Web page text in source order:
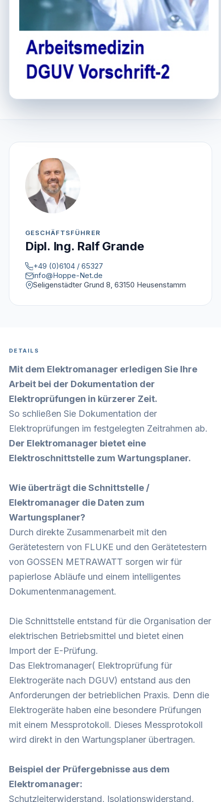
GESCHÄFTSFÜHRER
Dipl. Ing. Ralf Grande
+49 (0)6104 / 65327
info@Hoppe-Net.de
Seligenstädter Grund 8, 63150 Heusenstamm
DETAILS
Mit dem Elektromanager erledigen Sie Ihre
Arbeit bei der Dokumentation der
Elektroprüfungen in kürzerer Zeit.
So schließen Sie Dokumentation der
Elektroprüfungen im festgelegten Zeitrahmen ab.
Der Elektromanager bietet eine
Elektroschnittstelle zum Wartungsplaner.
Wie überträgt die Schnittstelle /
Elektromanager die Daten zum
Wartungsplaner?
Durch direkte Zusammenarbeit mit den
Gerätetestern von FLUKE und den Gerätetestern
von GOSSEN METRAWATT sorgen wir für
papierlose Abläufe und einem intelligentes
Dokumentenmanagement.
Die Schnittstelle entstand für die Organisation der
elektrischen Betriebsmittel und bietet einen
Import der E-Prüfung.
Das Elektromanager( Elektroprüfung für
Elektrogeräte nach DGUV) entstand aus den
Anforderungen der betrieblichen Praxis. Denn die
Elektrogeräte haben eine besondere Prüfungen
mit einem Messprotokoll. Dieses Messprotokoll
wird direkt in den Wartungsplaner übertragen.
Beispiel der Prüfergebnisse aus dem
Elektromanager:
Schutzleiterwiderstand, Isolationswiderstand,